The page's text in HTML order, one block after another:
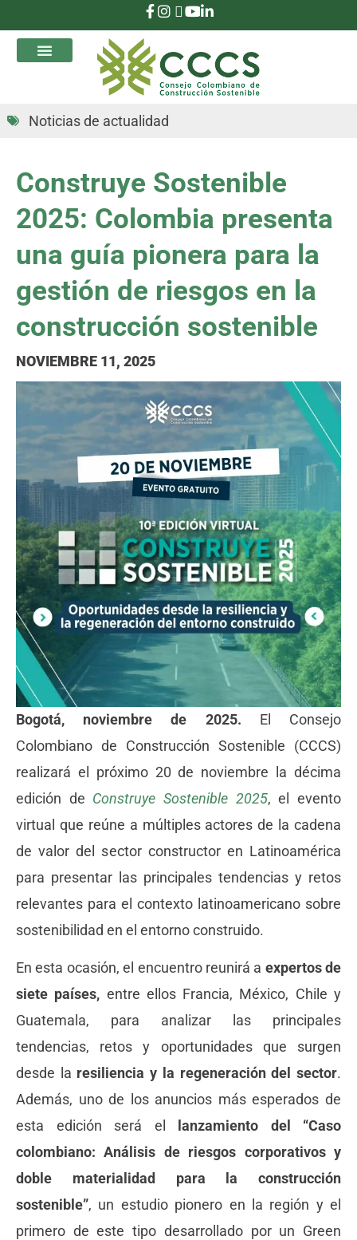
Noticias de actualidad
Construye Sostenible
2025: Colombia presenta
una guía pionera para la
gestión de riesgos en la
construcción sostenible
NOVIEMBRE 11, 2025
Bogotá, noviembre de 2025. El Consejo
Colombiano de Construcción Sostenible (CCCS)
realizará el próximo 20 de noviembre la décima
edición de Construye Sostenible 2025, el evento
virtual que reúne a múltiples actores de la cadena
de valor del sector constructor en Latinoamérica
para presentar las principales tendencias y retos
relevantes para el contexto latinoamericano sobre
sostenibilidad en el entorno construido.
En esta ocasión, el encuentro reunirá a expertos de
siete países, entre ellos Francia, México, Chile y
Guatemala, para analizar las principales
tendencias, retos y oportunidades que surgen
desde la resiliencia y la regeneración del sector.
Además, uno de los anuncios más esperados de
esta edición será el
lanzamiento del “Caso
colombiano: Análisis de riesgos corporativos y
doble materialidad para la construcción
sostenible”, un estudio pionero en la región y el
primero de este tipo desarrollado por un Green